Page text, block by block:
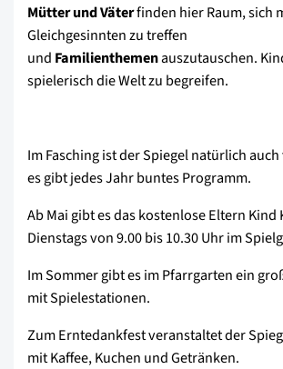
Mütter und Väterfinden hier Raum, sich
Gleichgesinnten zu treffen
und Familienthemenauszutauschen.
spielerisch die Welt zu begreifen.
Im Fasching ist der Spiegel natürlich
es gibt jedes Jahr buntes Programm.
Ab Mai gibt es das kostenlose Eltern Kind
Dienstags von 9.00 bis 10.30 Uhr im
Im Sommer gibt es im Pfarrgarten ein
mit Spielestationen.
Zum Erntedankfest veranstaltet der
mit Kaffee, Kuchen und Getränken.